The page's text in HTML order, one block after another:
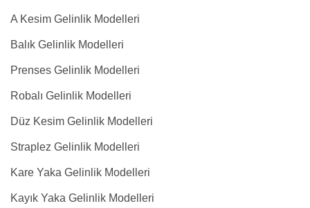
A Kesim Gelinlik Modelleri
Balık Gelinlik Modelleri
Prenses Gelinlik Modelleri
Robalı Gelinlik Modelleri
Düz Kesim Gelinlik Modelleri
Straplez Gelinlik Modelleri
Kare Yaka Gelinlik Modelleri
Kayık Yaka Gelinlik Modelleri